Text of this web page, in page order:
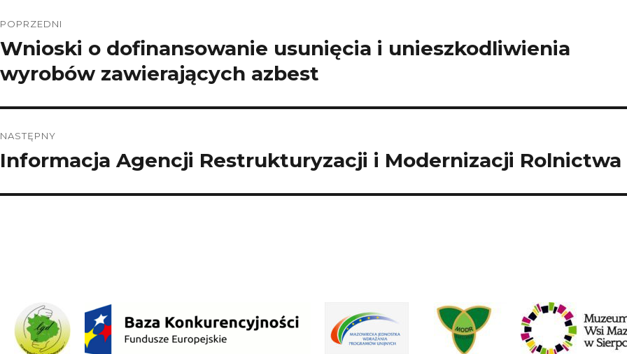
wpisu
POPRZEDNI
Poprzedni
Wnioski o dofinansowanie usunięcia i unieszkodliwienia
wyrobów zawierających azbest
NASTĘPNY
Następny
Informacja Agencji Restrukturyzacji i Modernizacji Rolnictwa